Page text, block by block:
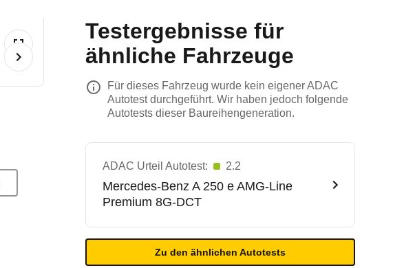
Testergebnisse für
ähnliche Fahrzeuge
Für dieses Fahrzeug wurde kein eigener ADAC
Autotest durchgeführt. Wir haben jedoch folgende
Autotests dieser Baureihengeneration.
ADAC Urteil Autotest: 2.2
Mercedes-Benz A 250 e AMG-Line
Premium 8G-DCT
Zu den ähnlichen Autotests